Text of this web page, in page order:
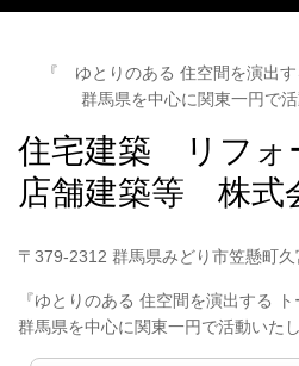
『 ゆとりのある 住空間を演出
群馬県を中心に関東一円で
住宅建築 リフォ
店舗建築等 株式
〒379-2312 群馬県みどり市笠懸町久
『ゆとりのある 住空間を演出する ト
群馬県を中心に関東一円で活動いた